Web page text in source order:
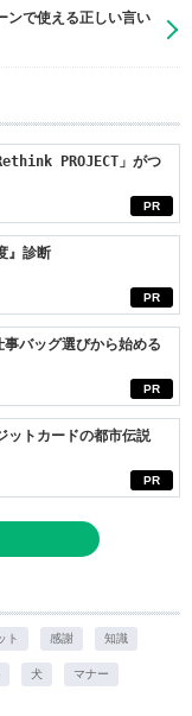
ンで使える正しい言い
PR
PROJECT」がつ
PR
』診断
PR
バッグ選びから始める
PR
トカードの都市伝説
ト 感謝 知識
犬 マナー